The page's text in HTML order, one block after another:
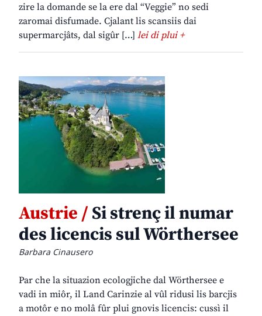
zire la domande se la ere dal “Veggie” no sedi
zaromai disfumade. Cjalant lis scansiis dai
supermarcjâts, dal sigûr […] lei di plui +
Austrie /Si strenç il numar
des licencis sul Wörthersee
Barbara Cinausero
Par che la situazion ecologjiche dal Wörthersee e
vadi in miôr, il Land Carinzie al vûl ridusi lis barcjis
a motôr e no molâ fûr plui gnovis licencis: cussì il